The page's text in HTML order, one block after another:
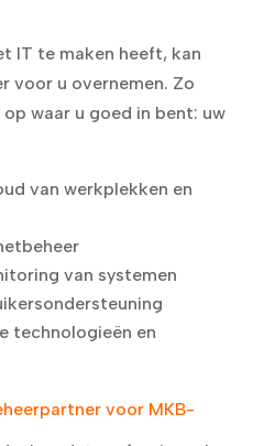
IT te maken heeft, kan
voor u overnemen. Zo
waar u goed in bent: uw
van werkplekken en
van systemen
technologieën en
voor MKB-